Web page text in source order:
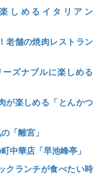
しめるイタリアン
老舗の焼肉レストラン
ーズナブルに楽しめる
が楽しめる「とんかつ
「離宮」
中華店「早池峰亭」
クランチが食べたい時